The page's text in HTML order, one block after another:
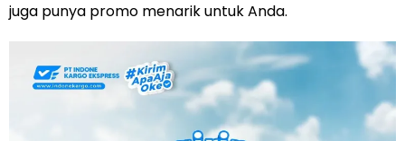
juga punya promo menarik untuk Anda.